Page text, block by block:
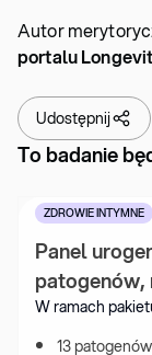
Autor
portalu
Udostępnij
To badanie
ZDROWIE INTYMNE
Panel
patogenów,
W ramach
13